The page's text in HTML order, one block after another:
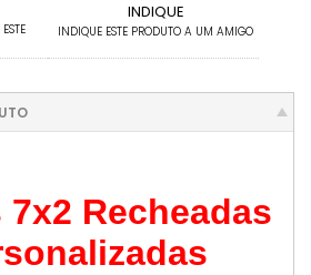
INDIQUE
INDIQUE ESTE PRODUTO A UM AMIGO
Recheadas